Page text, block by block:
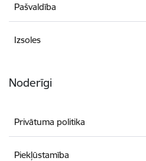
Pašvaldība
Izsoles
Noderīgi
Privātuma politika
Piekļūstamība